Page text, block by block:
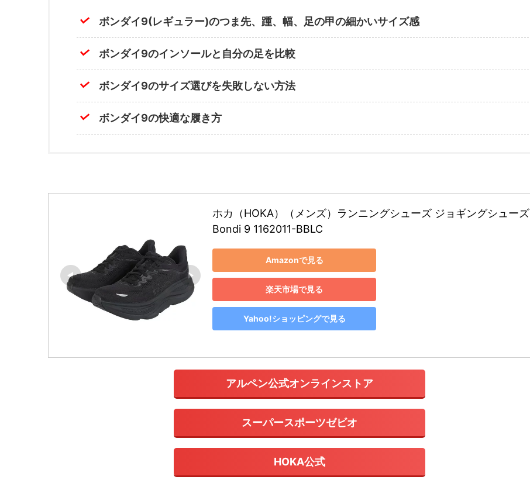
ボンダイ9(レギュラー)のつま先、踵、幅、足の甲の細かいサイズ感
ボンダイ9のインソールと自分の足を比較
ボンダイ9のサイズ選びを失敗しない方法
ボンダイ9の快適な履き方
ホカ（HOKA）（メンズ）ランニングシューズ ジョギングシューズ
Bondi 9 1162011-BBLC
Amazonで見る
楽天市場で見る
Yahoo!ショッピングで見る
アルペン公式オンラインストア
スーパースポーツゼビオ
HOKA公式